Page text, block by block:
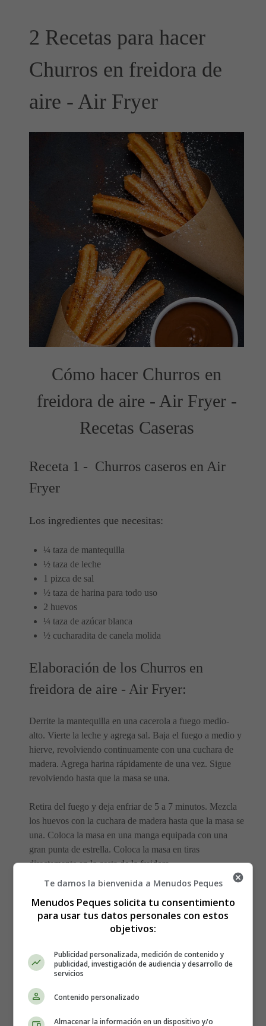
2 Recetas para hacer
Churros en freidora de
aire - Air Fryer
Cómo hacer Churros en
freidora de aire - Air Fryer -
Recetas Caseras
Receta 1 - Churros caseros en Air
Fryer
Los ingredientes que necesitas:
¼ taza de mantequilla
½ taza de leche
1 pizca de sal
½ taza de harina para todo uso
2 huevos
¼ taza de azúcar blanca
½ cucharadita de canela molida
Elaboración de los Churros en
freidora de aire - Air Fryer:
Derrite la mantequilla en una cacerola a fuego medio-
alto. Vierte la leche y agrega sal. Baja el fuego a medio y
hierve, revolviendo continuamente con una cuchara de
madera. Agrega harina rápidamente de una vez. Sigue
revolviendo hasta que la masa se una.
Retira del fuego y deja enfriar de 5 a 7 minutos. Mezcla
los huevos con la cuchara de madera hasta que la masa se
una. Coloca la masa en una manga equipada con una
gran punta de estrella. Coloca la masa en tiras
directamente en la cesta de la freidora.
minutos.
Te damos la bienvenida a Menudos Peques
Menudos Peques solicita tu consentimiento
para usar tus datos personales con estos
objetivos:
Publicidad personalizada, medición de contenido y
publicidad, investigación de audiencia y desarrollo de
servicios
Contenido personalizado
Almacenar la información en un dispositivo y/o